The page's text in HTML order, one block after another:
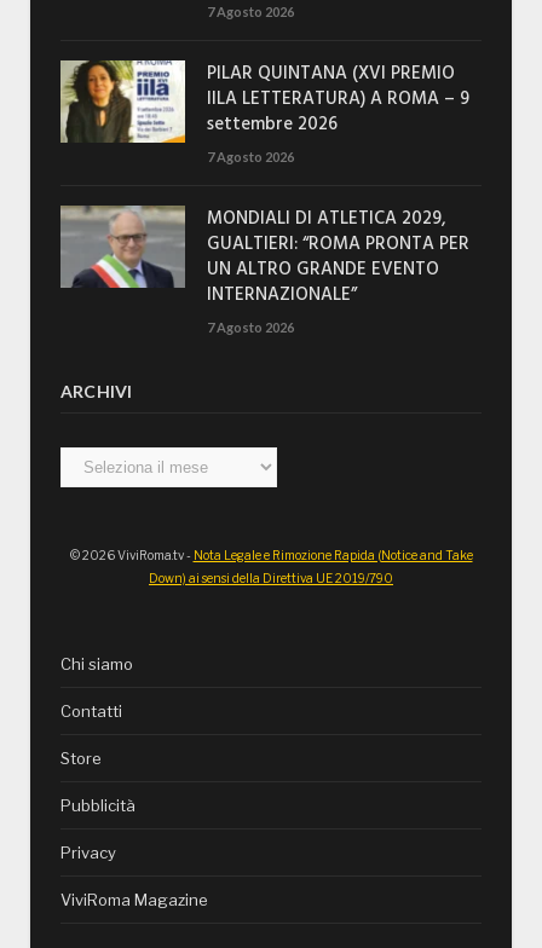
7 Agosto 2026
PILAR QUINTANA (XVI PREMIO
IILA LETTERATURA) A ROMA – 9
settembre 2026
7 Agosto 2026
MONDIALI DI ATLETICA 2029,
GUALTIERI: “ROMA PRONTA PER
UN ALTRO GRANDE EVENTO
INTERNAZIONALE”
7 Agosto 2026
ARCHIVI
Archivi
© 2026 ViviRoma.tv - Nota Legale e Rimozione Rapida (Notice and Take
Down) ai sensi della Direttiva UE 2019/790
Chi siamo
Contatti
Store
Pubblicità
Privacy
ViviRoma Magazine